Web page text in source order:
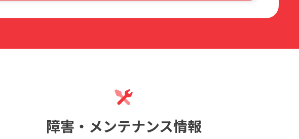
障害・メンテナンス情報